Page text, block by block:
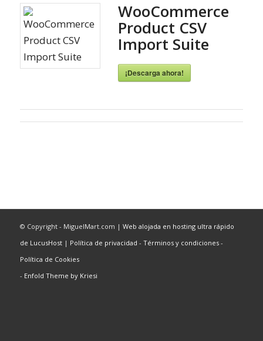
WooCommerce
Product CSV
Import Suite
¡Descarga ahora!
© Copyright - MiguelMart.com | Web alojada en hosting ultra rápido
de LucusHost| Política de privacidad - Términos y condiciones-
Política de Cookies
- Enfold Theme by Kriesi